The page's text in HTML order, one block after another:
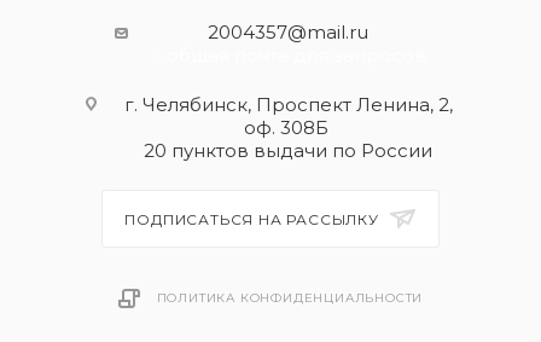
2004357@mail.ru
г. Челябинск, Проспект Ленина, 2,
оф. 308Б
20 пунктов выдачи по России
ПОДПИСАТЬСЯ НА РАССЫЛКУ
ПОЛИТИКА КОНФИДЕНЦИАЛЬНОСТИ